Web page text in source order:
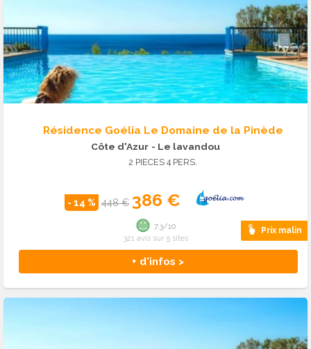
Résidence Goélia Le Domaine de la Pinède
Côte d'Azur - Le lavandou
2 PIECES 4 PERS.
- 14 % 448 € 386 €
Prix malin
+ d'infos >
7.3/10
321 avis sur 5 sites